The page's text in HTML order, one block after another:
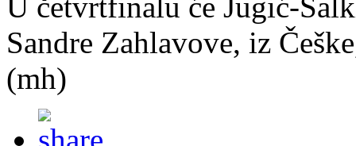
Sandre Zahlavove, iz
(mh)